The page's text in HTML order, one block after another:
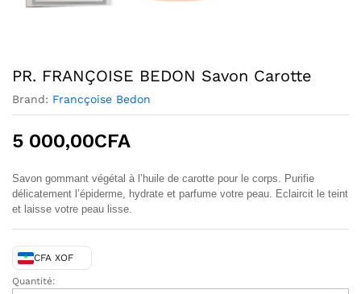
PR. FRANÇOISE BEDON Savon Carotte
Brand: Francçoise Bedon
5 000,00CFA
Savon gommant végétal à l’huile de carotte pour le corps. Purifie
délicatement l’épiderme, hydrate et parfume votre peau. Eclaircit le teint
et laisse votre peau lisse.
CFA XOF
PR.
Quantité: